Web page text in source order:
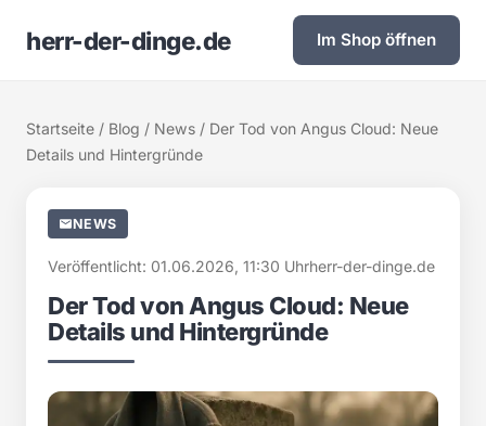
herr-der-dinge.de Im Shop öffnen
Startseite / Blog / News / Der Tod von Angus Cloud: Neue
Details und Hintergründe
NEWS
Veröffentlicht: 01.06.2026, 11:30 Uhrherr-der-dinge.de
Der Tod von Angus Cloud: Neue
Details und Hintergründe